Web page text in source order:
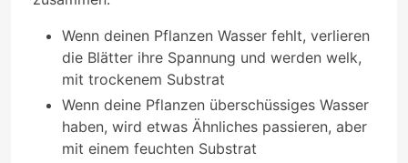
Wenn deinen Pflanzen Wasser fehlt, verlieren
die Blätter ihre Spannung und werden welk,
mit trockenem Substrat
Wenn deine Pflanzen überschüssiges Wasser
haben, wird etwas Ähnliches passieren, aber
mit einem feuchten Substrat